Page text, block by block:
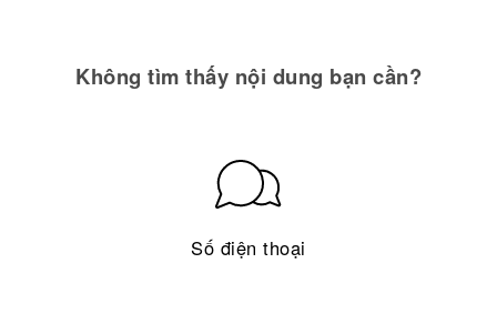
Không tìm thấy nội dung bạn cần?
Số điện thoại